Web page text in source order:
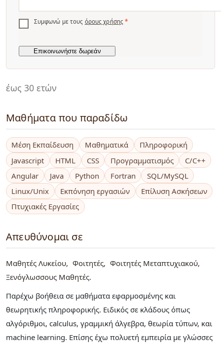
έως 30 ετών
Μαθήματα που παραδίδω
Μέση Εκπαίδευση Μαθηματικά
Πληροφορική
Javascript
HTML CSS Προγραμματισμός
C/C++
Angular
Java Python Fortran
SQL/MySQL
Linux/Unix
Εκπόνηση εργασιών
Επίλυση Ασκήσεων
Πτυχιακές Εργασίες
Απευθύνομαι σε
Μαθητές Λυκείου Φοιτητές
Φοιτητές Μεταπτυχιακού
Ξενόγλωσσους Μαθητές
Παρέχω βοήθεια σε μαθήματα εφαρμοσμένης και
θεωρητικής πληροφορικής. Ειδικός σε κλάδους όπως
αλγόριθμοι, calculus, γραμμική άλγεβρα, θεωρία τύπων, και
machine learning. Επίσης έχω πολυετή εμπειρία με γλώσσες
Συμφωνώ με τους όρους χρήσης *